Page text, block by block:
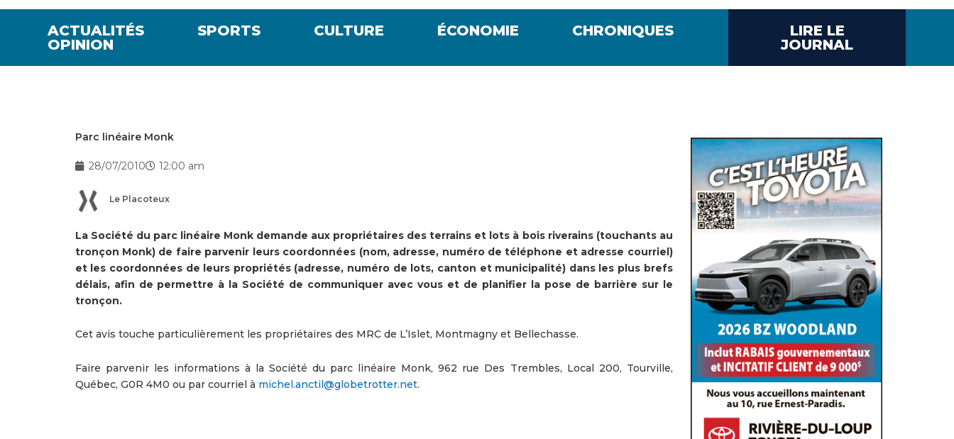
ACTUALITÉS SPORTS CULTURE ÉCONOMIE
CHRONIQUES
OPINION
LIRE LE
JOURNAL
Parc linéaire Monk
28/07/2010 12:00 am
Le Placoteux
La Société du parc linéaire Monk demande aux propriétaires des terrains et lots à bois riverains (touchants au
tronçon Monk) de faire parvenir leurs coordonnées (nom, adresse, numéro de téléphone et adresse courriel)
et les coordonnées de leurs propriétés (adresse, numéro de lots, canton et municipalité) dans les plus brefs
délais, afin de permettre à la Société de communiquer avec vous et de planifier la pose de barrière sur le
tronçon.
Cet avis touche particulièrement les propriétaires des MRC de L’Islet, Montmagny et Bellechasse.
Faire parvenir les informations à la Société du parc linéaire Monk, 962 rue Des Trembles, Local 200, Tourville,
Québec, G0R 4M0 ou par courriel à michel.anctil@globetrotter.net.